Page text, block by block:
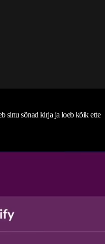
sinu sõnad kirja ja loeb kõik ette